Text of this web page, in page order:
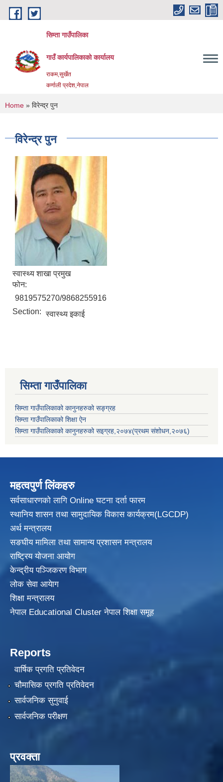
Skip to main content
सिम्ता गाउँपालिका
गाउँ कार्यपालिकाको कार्यालय
राकम,सुर्खेत
कर्णाली प्रदेश,नेपाल
You are here
Home » विरेन्द्र पुन
विरेन्द्र पुन
स्वास्थ्य शाखा प्रमुख
फोन:
9819575270/9868255916
Section: स्वास्थ्य इकाई
सिम्ता गाउँपालिका
सिम्ता गाउँपालिकाको कानुनहरुको सङ्ग्रह
सिम्ता गाउँपालिकाको शिक्षा ऐन
सिम्ता गाउँपालिकाको कानुनहरुको सइग्रह,२०७४(प्रथम संशोधन,२०७६)
महत्वपुर्ण लिंकहरु
सर्वसाधारणको लागि Online घटना दर्ता फारम
स्थानिय शासन तथा सामुदायिक विकासकार्यक्रम(LGCDP)
अर्थ मन्त्रालय
सङघीय मामिला तथा सामान्य प्रशासन मन्त्रालय
राष्ट्रिय योजना आयोग
केन्द्रीय पञ्जिकरण विभाग
लोक सेवा आयेाग
शिक्षा मन्त्रालय
नेपाल Educational Cluster नेपाल शिक्षा समूह
Reports
वार्षिक प्रगति प्रतिवेदन
चौमासिक प्रगति प्रतिवेदन
सार्वजनिक सुनुवाई
सार्वजनिक परीक्षण
प्रवक्ता